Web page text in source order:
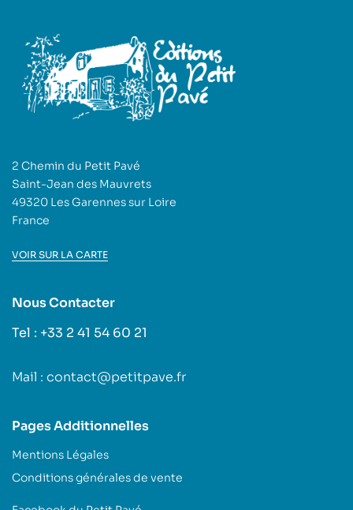
2 Chemin du Petit Pavé
Saint-Jean des Mauvrets
49320 Les Garennes sur Loire
France
VOIR SUR LA CARTE
Nous Contacter
Tel : +33 2 41 54 60 21
Mail : contact@petitpave.fr
Pages Additionnelles
Mentions Légales
Conditions générales de vente